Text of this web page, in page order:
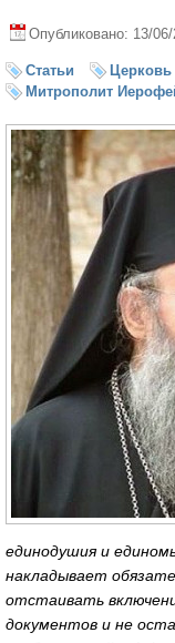
Опубликовано: 13/06/
Статьи Церковь
Митрополит
единодушия и
накладывает
отстаивать
документов и не